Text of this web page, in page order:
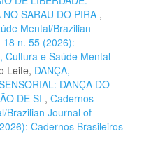
NO SARAU DO PIRA ,
Mental/Brazilian
n. 55 (2026):
Cultura e Saúde Mental
Leite, DANÇA,
DANÇA DO
DE SI , Cadernos
Brazilian Journal of
Cadernos Brasileiros